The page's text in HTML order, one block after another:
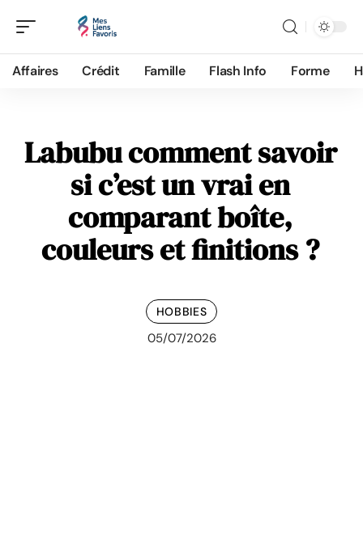
Affaires Crédit Famille Flash Info Forme
Labubu comment savoir
si c’est un vrai en
comparant boîte,
couleurs et finitions ?
HOBBIES
05/07/2026